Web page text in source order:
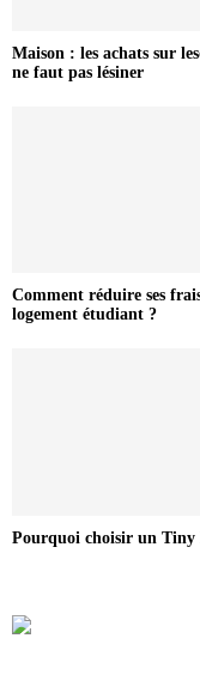
Maison : les achats sur
ne faut pas lésiner
Comment réduire ses
logement étudiant ?
Pourquoi choisir un Tiny